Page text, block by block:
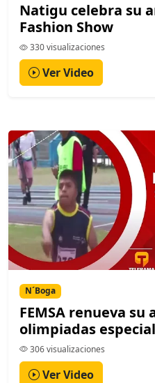
Natigu celebra su
Fashion Show
330 visualizaciones
Ver Video
N´Boga
FEMSA renueva su
olimpiadas
306 visualizaciones
Ver Video